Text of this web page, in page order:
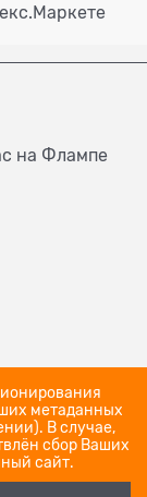
на Флампе
метаданных
В случае,
сбор Ваших
сайт.